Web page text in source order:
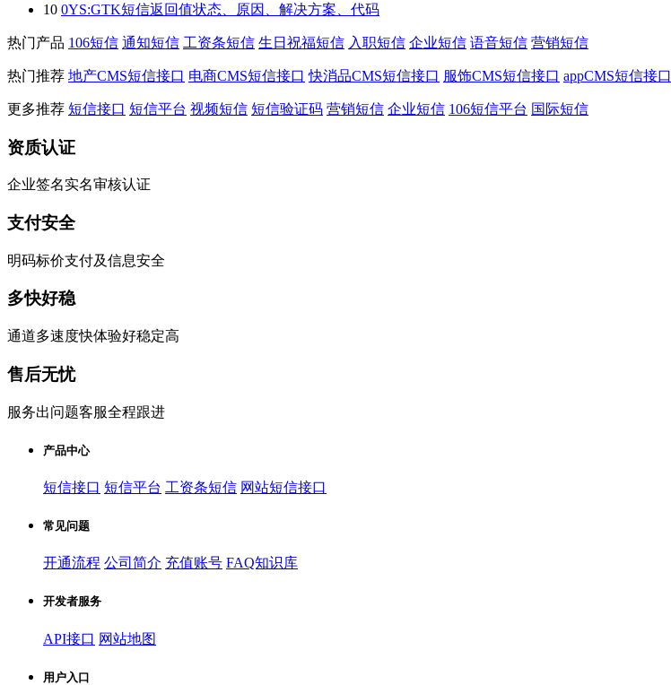
10 0YS:GTK短信返回值状态、原因、解决方案、代码
热门产品 106短信 通知短信 工资条短信 生日祝福短信 入职短信 企业短信 语音短信 营销短信
热门推荐 地产CMS短信接口 电商CMS短信接口 快消品CMS短信接口 服饰CMS短信接口 appCMS短信接口
更多推荐 短信接口 短信平台 视频短信 短信验证码 营销短信 企业短信 106短信平台 国际短信
资质认证
企业签名实名审核认证
支付安全
明码标价支付及信息安全
多快好稳
通道多速度快体验好稳定高
售后无忧
服务出问题客服全程跟进
产品中心
短信接口 短信平台 工资条短信 网站短信接口
常见问题
开通流程 公司简介 充值账号 FAQ知识库
开发者服务
API接口 网站地图
用户入口